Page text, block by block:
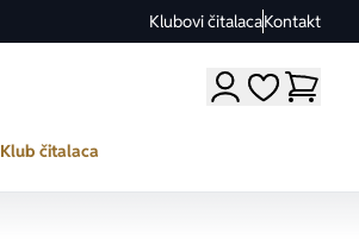
Klubovi čitalacaKontakt
Moji omiljeni
Klub čitalaca